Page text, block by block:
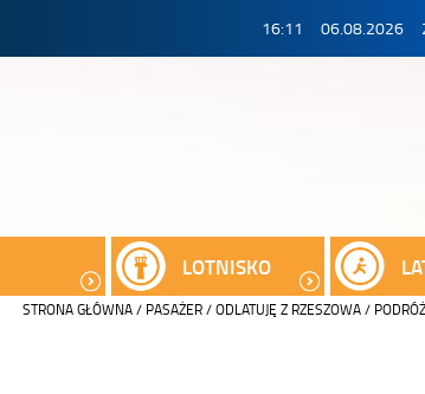
16:11 06.08.2026
LOTNISKO
STRONA GŁÓWNA/ PASAŻER/ODLATUJĘ Z RZESZOWA/